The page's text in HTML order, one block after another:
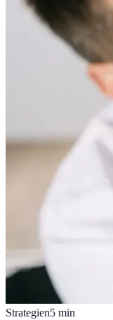
Strategien5 min